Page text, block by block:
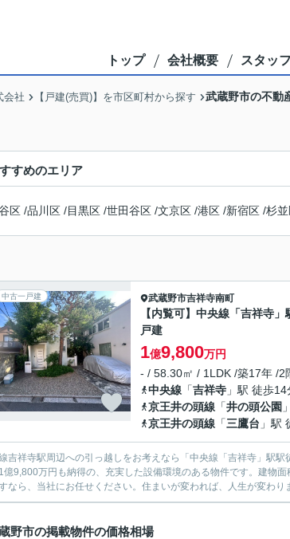
トップ 会社概要 スタッ
会社 【戸建(売買)】を市区町村から探す 武蔵野市の不動
すめのエリア
区 /品川区 /目黒区 /世田谷区 /文京区 /港区 /新宿区 /杉
中古一戸建 武蔵野市吉祥寺南町
【内覧可】中央線「吉祥寺
戸建
1億9,800万円
- / 58.30㎡ / 1LDK /築17年 /2
中央線 「吉祥寺 」駅 徒歩14
京王井の頭線 「井の頭公園
京王井の頭線 「三鷹台 」駅
吉祥寺駅周辺への引っ越しをお考えなら「中央線「吉祥寺」駅
億9,800万円も納得の、充実した設備環境のある物件です。建物
なら、当社にお任せください。住まいが変われば、人生が変わり
野市の掲載物件の価格相場